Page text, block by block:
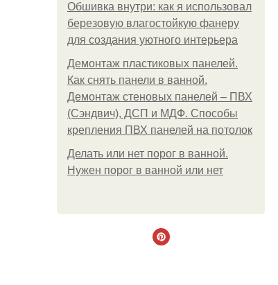
Обшивка внутри: как я использовал
березовую влагостойкую фанеру
для создания уютного интерьера
Демонтаж пластиковых панелей.
Как снять панели в ванной.
Демонтаж стеновых панелей – ПВХ
(Сэндвич), ДСП и МДФ. Способы
крепления ПВХ панелей на потолок
Делать или нет порог в ванной.
Нужен порог в ванной или нет